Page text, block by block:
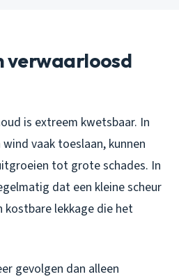
verwaarloosd
is extreem kwetsbaar. In
vaak toeslaan, kunnen
tot grote schades. In
dat een kleine scheur
lekkage die het
gevolgen dan alleen